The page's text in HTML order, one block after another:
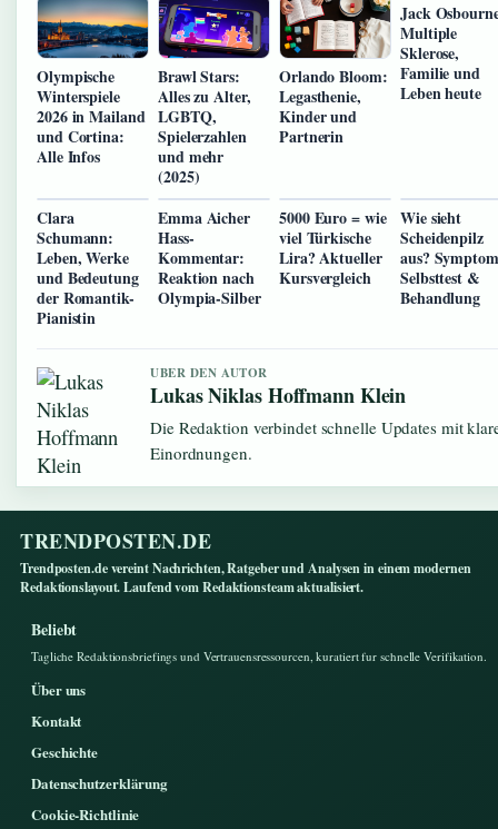
Olympische
Winterspiele
2026 in Mailand
und Cortina:
Alle Infos
Brawl Stars:
Alles zu Alter,
LGBTQ,
Spielerzahlen
und mehr
(2025)
Orlando Bloom:
Legasthenie,
Kinder und
Partnerin
Jack
Multiple
Sklerose,
Familie und
Leben heute
Clara
Schumann:
Leben, Werke
und Bedeutung
der Romantik-
Pianistin
Emma Aicher
Hass-
Kommentar:
Reaktion nach
Olympia-Silber
5000 Euro = wie
viel Türkische
Lira? Aktueller
Kursvergleich
Wie sieht
Scheidenpilz
aus?
Selbsttest &
Behandlung
UBER DEN AUTOR
Lukas Niklas Hoffmann Klein
Die Redaktion verbindet schnelle Updates mit
Einordnungen.
TRENDPOSTEN.DE
Trendposten.de vereint Nachrichten, Ratgeber und Analysen in einem modernen
Redaktionslayout. Laufend vom Redaktionsteam aktualisiert.
Beliebt
Tagliche Redaktionsbriefings und Vertrauensressourcen, kuratiert fur schnelle Verifikation.
Über uns
Kontakt
Geschichte
Datenschutzerklärung
Cookie-Richtlinie